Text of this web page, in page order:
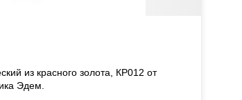
из красного золота, КР012 от
Эдем.